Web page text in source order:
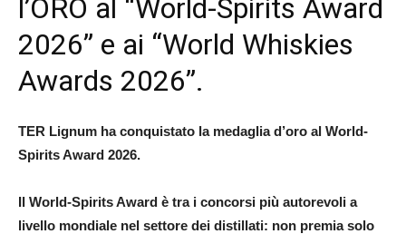
l’ORO al “World-Spirits Award
2026” e ai “World Whiskies
Awards 2026”.
TER Lignum ha conquistato la medaglia d’oro al World-
Spirits Award 2026.
Il World-Spirits Award è tra i concorsi più autorevoli a
livello mondiale nel settore dei distillati: non premia solo